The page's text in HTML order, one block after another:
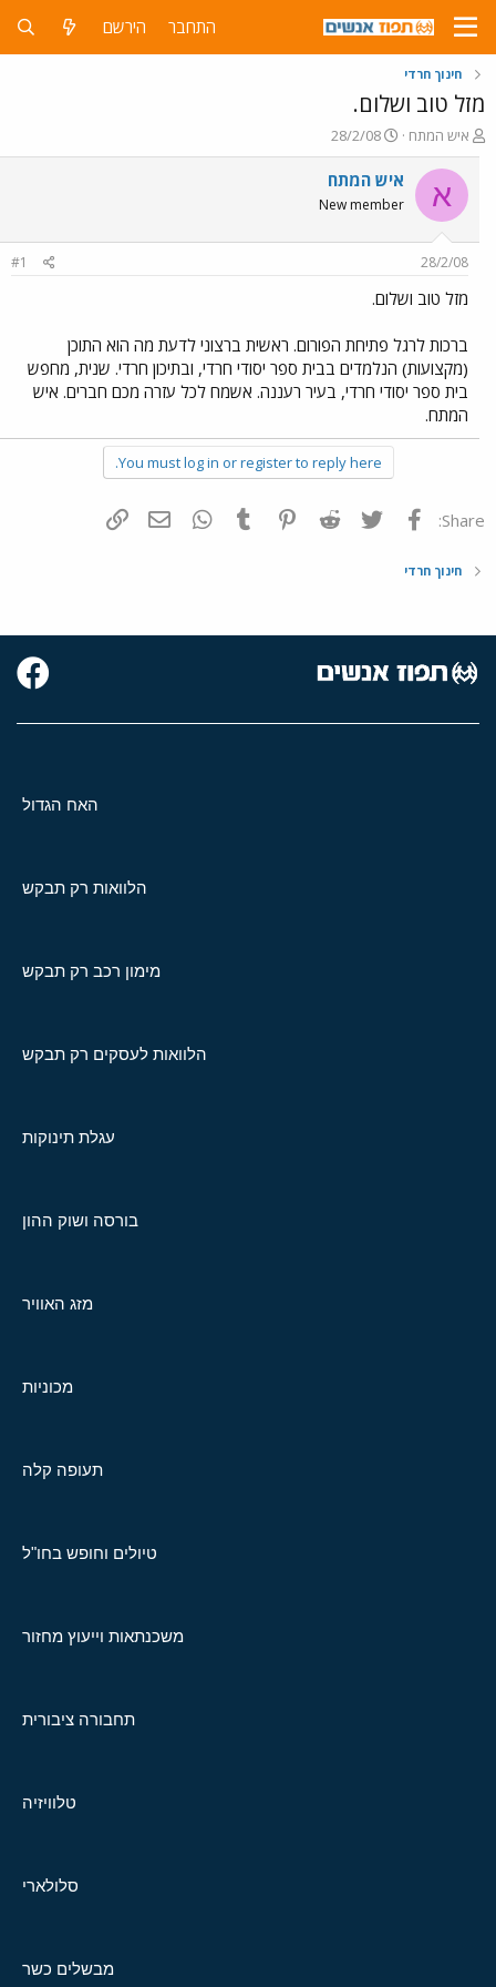
התחבר הירשם
חינוך חרדי
מזל טוב ושלום.
פ
ו
ת
ח
ה
ש
א
איש המתח
פ
ו
ר
ם
ר
28/2/08
א איש המתח
New member
28/2/08
#1
מזל טוב ושלום.
ברכות לרגל פתיחת הפורום. ראשית ברצוני לדעת מה הוא התוכן
(מקצועות) הנלמדים בבית ספר יסודי חרדי, ובתיכון חרדי. שנית, מחפש
בית ספר יסודי חרדי, בעיר רעננה. אשמח לכל עזרה מכם חברים. איש
המתח.
You must log in or register to reply here.
Share: פייסבוק Twitter
Reddit
Pinterest
Tumblr
WhatsAppדואר אלקטרוני
חינוך חרדי
האח הגדול
הלוואות רק תבקש
מימון רכב רק תבקש
הלוואות לעסקים רק תבקש
עגלת תינוקות
בורסה ושוק ההון
מזג האוויר
מכוניות
תעופה קלה
טיולים וחופש בחו"ל
משכנתאות וייעוץ מחזור
תחבורה ציבורית
טלוויזיה
סלולארי
מבשלים כשר